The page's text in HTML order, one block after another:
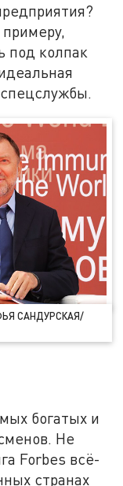
под колпак
САНДУРСКАЯ/
богатых и
Не
Forbes всё-
странах